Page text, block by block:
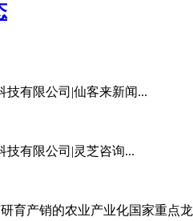
技有限公司|仙客来新闻...
技有限公司|灵芝咨询...
育产销的农业产业化国家重点